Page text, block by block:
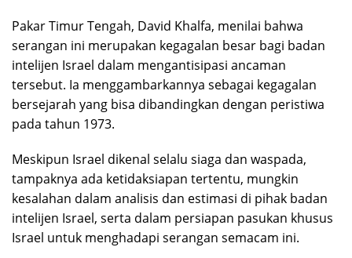
Pakar Timur Tengah, David Khalfa, menilai bahwa
serangan ini merupakan kegagalan besar bagi badan
intelijen Israel dalam mengantisipasi ancaman
tersebut. Ia menggambarkannya sebagai kegagalan
bersejarah yang bisa dibandingkan dengan peristiwa
pada tahun 1973.
Meskipun Israel dikenal selalu siaga dan waspada,
tampaknya ada ketidaksiapan tertentu, mungkin
kesalahan dalam analisis dan estimasi di pihak badan
intelijen Israel, serta dalam persiapan pasukan khusus
Israel untuk menghadapi serangan semacam ini.